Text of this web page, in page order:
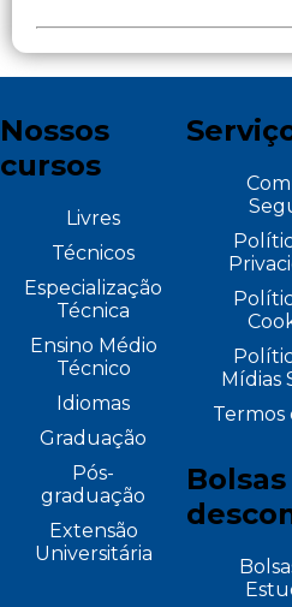
Nossos
cursos
Livres
Técnicos
Especialização
Técnica
Ensino Médio
Técnico
Idiomas
Graduação
Pós-
graduação
Extensão
Universitária
Mídias
Termos
Bolsas